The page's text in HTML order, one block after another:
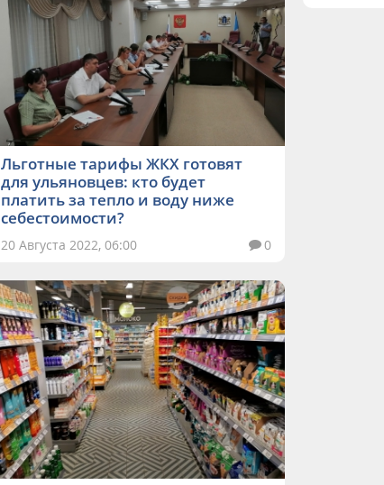
Льготные тарифы ЖКХ готовят
для ульяновцев: кто будет
платить за тепло и воду ниже
себестоимости?
20 Августа 2022, 06:00 0